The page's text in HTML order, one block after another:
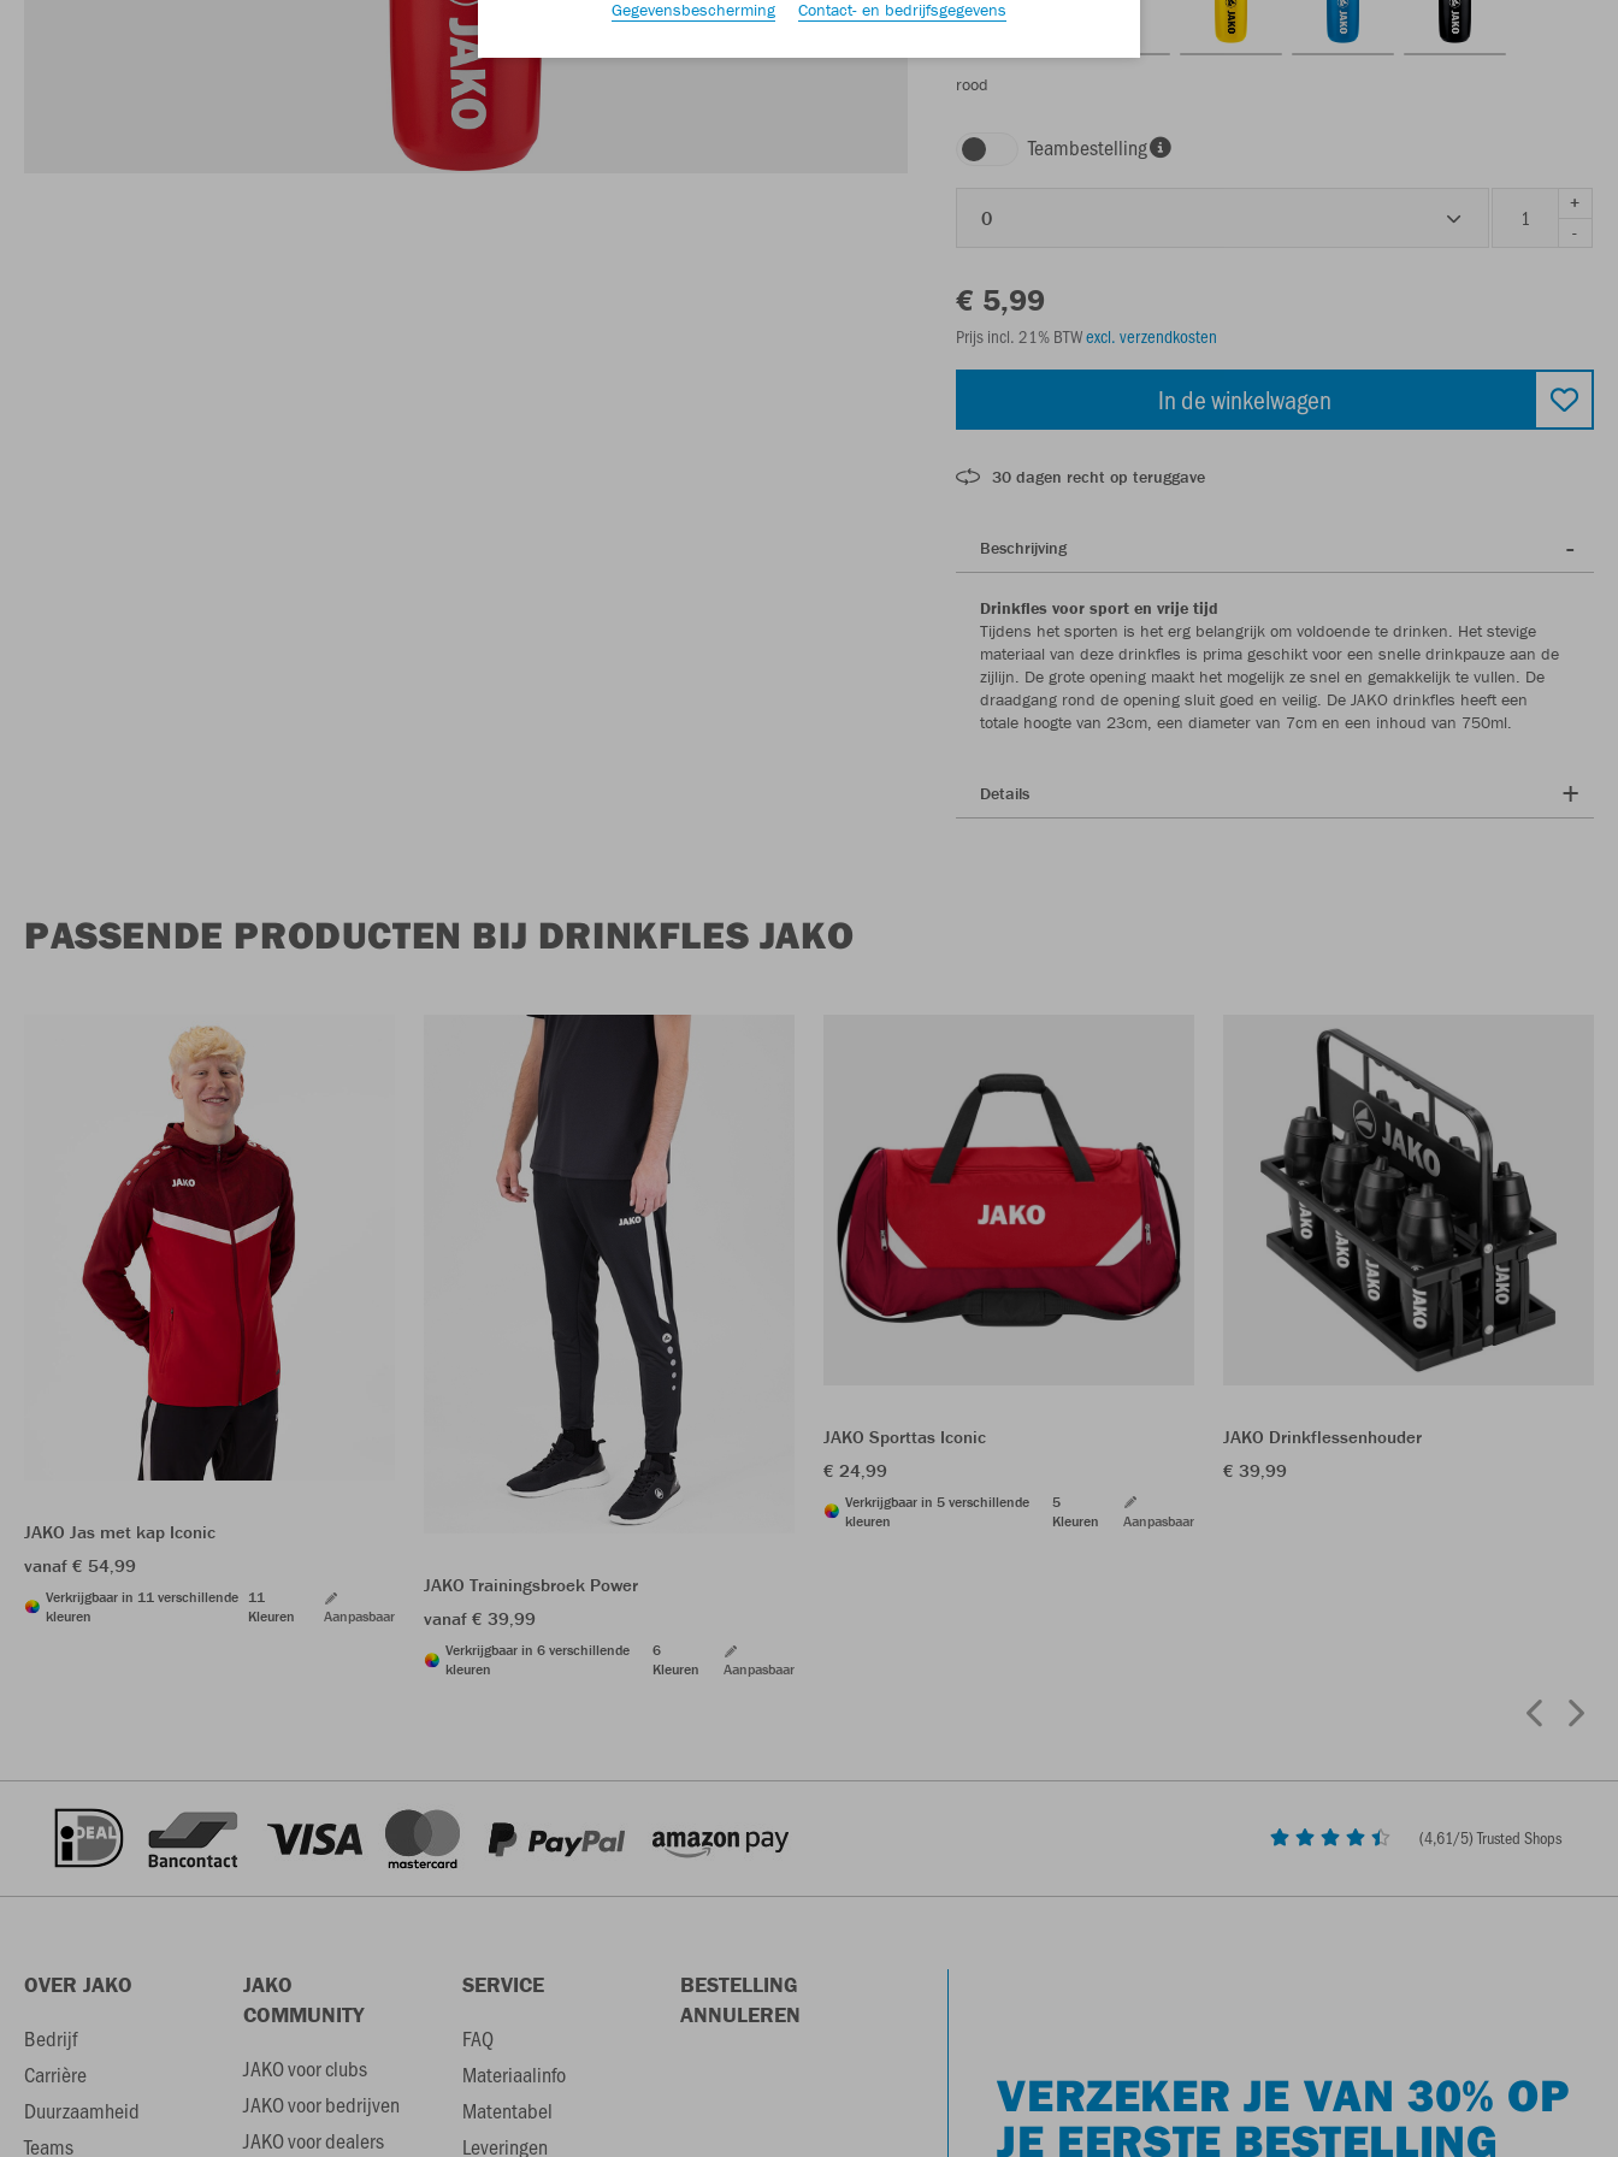
rood
Teambestelling
0
+
-
€ 5,99
Prijs incl. 21% BTWexcl. verzendkosten
In de winkelwagen
30 dagen recht op teruggave
Beschrijving
Drinkfles voor sport en vrije tijd
Tijdens het sporten is het erg belangrijk om voldoende te drinken. Het stevige
materiaal van deze drinkfles is prima geschikt voor een snelle drinkpauze aan de
zijlijn. De grote opening maakt het mogelijk ze snel en gemakkelijk te vullen. De
draadgang rond de opening sluit goed en veilig. De JAKO drinkfles heeft een
totale hoogte van 23cm, een diameter van 7cm en een inhoud van 750ml.
Details
PASSENDE PRODUCTEN BIJ DRINKFLES JAKO
JAKO Jas met kap Iconic
vanaf € 54,99
Verkrijgbaar in 11 verschillende
kleuren
11
Kleuren
Aanpasbaar
JAKO Trainingsbroek Power
vanaf € 39,99
Verkrijgbaar in 6 verschillende
kleuren
6
Kleuren
Aanpasbaar
JAKO Sporttas Iconic
€ 24,99
Verkrijgbaar in 5 verschillende
kleuren
5
Kleuren
Aanpasbaar
JAKO Drinkflessenhouder
€ 39,99
(4,61/5) Trusted Shops
OVER JAKO
Bedrijf
Carrière
Duurzaamheid
Teams
JAKO
COMMUNITY
JAKO voor clubs
JAKO voor bedrijven
JAKO voor dealers
SERVICE
FAQ
Materiaalinfo
Matentabel
Leveringen
BESTELLING
ANNULEREN
VERZEKER JE VAN 30% OP
JE EERSTE BESTELLING
Gegevensbescherming Contact- en bedrijfsgegevens